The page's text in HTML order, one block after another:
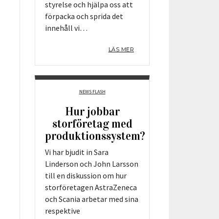
styrelse och hjälpa oss att
förpacka och sprida det
innehåll vi…
LÄS MER
NEWS FLASH
Hur jobbar
storföretag med
produktionssystem?
Vi har bjudit in Sara
Linderson och John Larsson
till en diskussion om hur
storföretagen AstraZeneca
och Scania arbetar med sina
respektive